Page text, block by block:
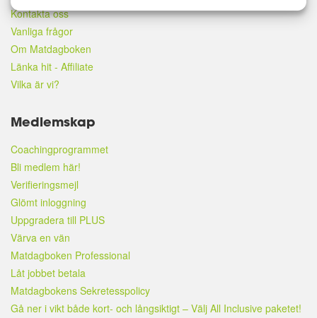
Kontakta oss
Vanliga frågor
Om Matdagboken
Länka hit - Affiliate
Vilka är vi?
Medlemskap
Coachingprogrammet
Bli medlem här!
Verifieringsmejl
Glömt inloggning
Uppgradera till PLUS
Värva en vän
Matdagboken Professional
Låt jobbet betala
Matdagbokens Sekretesspolicy
Gå ner i vikt både kort- och långsiktigt – Välj All Inclusive paketet!